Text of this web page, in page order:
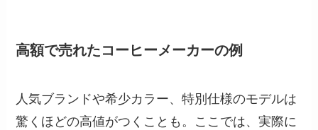
高額で売れたコーヒーメーカーの例
人気ブランドや希少カラー、特別仕様のモデルは
驚くほどの高値がつくことも。ここでは、実際に